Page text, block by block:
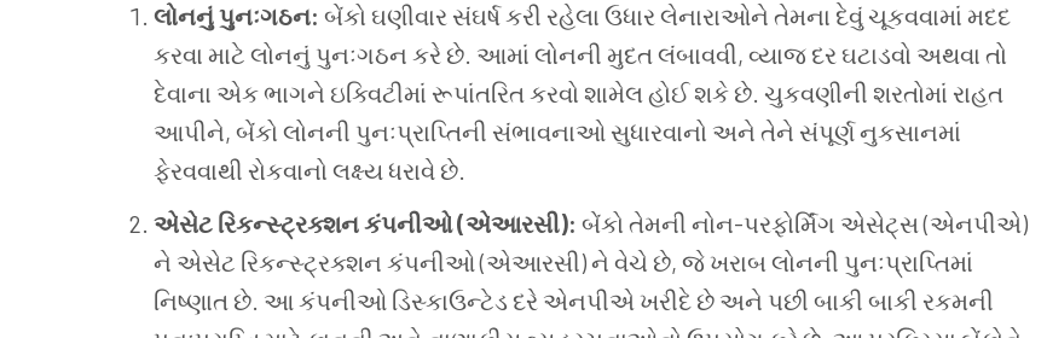
લોનનું પુનઃગઠન: બેંકો ઘણીવાર સંઘર્ષ કરી રહેલા ઉધાર લેનારાઓને તેમના દેવું ચૂકવવામાં મદદ
કરવા માટે લોનનું પુનઃગઠન કરે છે. આમાં લોનની મુદત લંબાવવી, વ્યાજ દર ઘટાડવો અથવા તો
દેવાના એક ભાગને ઇક્વિટીમાં રૂપાંતરિત કરવો શામેલ હોઈ શકે છે. ચુકવણીની શરતોમાં રાહત
આપીને, બેંકો લોનની પુનઃપ્રાપ્તિની સંભાવનાઓ સુધારવાનો અને તેને સંપૂર્ણ નુકસાનમાં
ફેરવવાથી રોકવાનો લક્ષ્ય ધરાવે છે.
એસેટ રિકન્સ્ટ્રક્શન કંપનીઓ (એઆરસી): બેંકો તેમની નોન-પરફોર્મિંગ એસેટ્સ (એનપીએ)
ને એસેટ રિકન્સ્ટ્રક્શન કંપનીઓ (એઆરસી) ને વેચે છે, જે ખરાબ લોનની પુનઃપ્રાપ્તિમાં
નિષ્ણાત છે. આ કંપનીઓ ડિસ્કાઉન્ટેડ દરે એનપીએ ખરીદે છે અને પછી બાકી બાકી રકમની